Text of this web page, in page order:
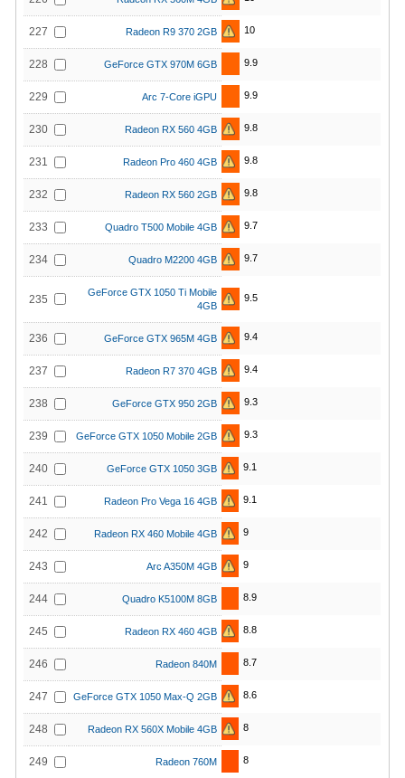
227 Radeon R9 370 2GB 10
228 GeForce GTX 970M 6GB 9.9
229 Arc 7-Core iGPU 9.9
230 Radeon RX 560 4GB 9.8
231 Radeon Pro 460 4GB 9.8
232 Radeon RX 560 2GB 9.8
233 Quadro T500 Mobile 4GB 9.7
234 Quadro M2200 4GB 9.7
235
GeForce GTX 1050 Ti Mobile
4GB
9.5
236 GeForce GTX 965M 4GB 9.4
237 Radeon R7 370 4GB 9.4
238 GeForce GTX 950 2GB 9.3
239 GeForce GTX 1050 Mobile 2GB 9.3
240 GeForce GTX 1050 3GB 9.1
241 Radeon Pro Vega 16 4GB 9.1
242 Radeon RX 460 Mobile 4GB 9
243 Arc A350M 4GB 9
244 Quadro K5100M 8GB 8.9
245 Radeon RX 460 4GB 8.8
246 Radeon 840M 8.7
247 GeForce GTX 1050 Max-Q 2GB 8.6
248 Radeon RX 560X Mobile 4GB 8
249 Radeon 760M 8